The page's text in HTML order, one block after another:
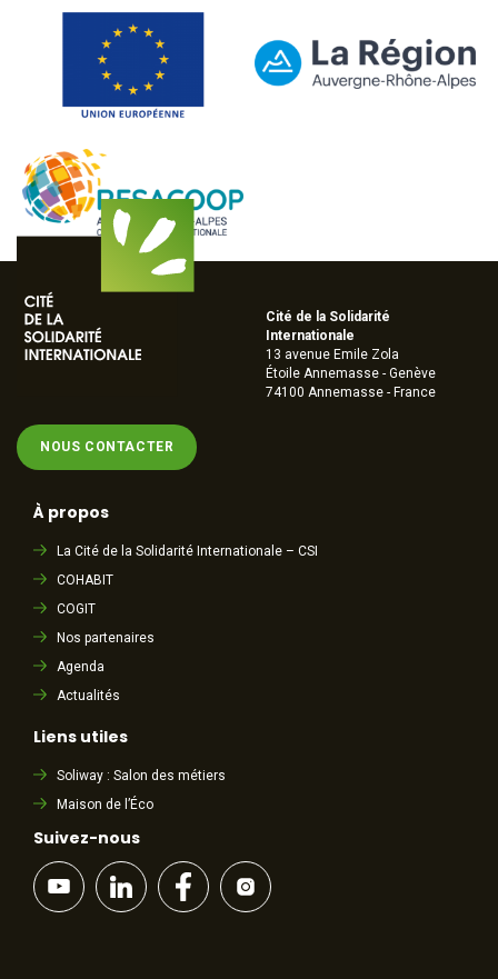
NOUS CONTACTER
Cité de la Solidarité
Internationale
13 avenue Emile Zola
Étoile Annemasse - Genève
74100 Annemasse - France
À propos
La Cité de la Solidarité Internationale – CSI
COHABIT
COGIT
Nos partenaires
Agenda
Actualités
Liens utiles
Soliway : Salon des métiers
Maison de l’Éco
Suivez-nous